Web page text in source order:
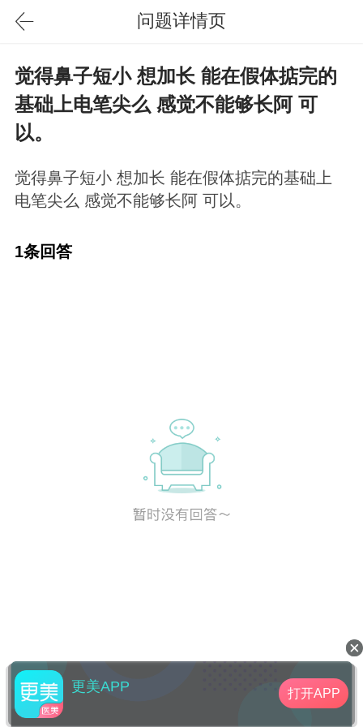
问题详情页
觉得鼻子短小 想加长 能在假体掂完的
基础上电笔尖么 感觉不能够长阿 可
以。
觉得鼻子短小 想加长 能在假体掂完的基础上
电笔尖么 感觉不能够长阿 可以。
1条回答
更美APP 打开APP